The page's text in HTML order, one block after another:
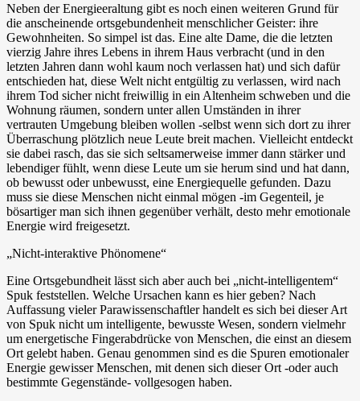
Neben der Energieeraltung gibt es noch einen weiteren Grund für
die anscheinende ortsgebundenheit menschlicher Geister: ihre
Gewohnheiten. So simpel ist das. Eine alte Dame, die die letzten
vierzig Jahre ihres Lebens in ihrem Haus verbracht (und in den
letzten Jahren dann wohl kaum noch verlassen hat) und sich dafür
entschieden hat, diese Welt nicht entgültig zu verlassen, wird nach
ihrem Tod sicher nicht freiwillig in ein Altenheim schweben und die
Wohnung räumen, sondern unter allen Umständen in ihrer
vertrauten Umgebung bleiben wollen -selbst wenn sich dort zu ihrer
Überraschung plötzlich neue Leute breit machen. Vielleicht entdeckt
sie dabei rasch, das sie sich seltsamerweise immer dann stärker und
lebendiger fühlt, wenn diese Leute um sie herum sind und hat dann,
ob bewusst oder unbewusst, eine Energiequelle gefunden. Dazu
muss sie diese Menschen nicht einmal mögen -im Gegenteil, je
bösartiger man sich ihnen gegenüber verhält, desto mehr emotionale
Energie wird freigesetzt.
„Nicht-interaktive Phönomene“
Eine Ortsgebundheit lässt sich aber auch bei „nicht-intelligentem“
Spuk feststellen. Welche Ursachen kann es hier geben? Nach
Auffassung vieler Parawissenschaftler handelt es sich bei dieser Art
von Spuk nicht um intelligente, bewusste Wesen, sondern vielmehr
um energetische Fingerabdrücke von Menschen, die einst an diesem
Ort gelebt haben. Genau genommen sind es die Spuren emotionaler
Energie gewisser Menschen, mit denen sich dieser Ort -oder auch
bestimmte Gegenstände- vollgesogen haben.